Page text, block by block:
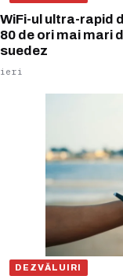
WiFi-ul ultra-rapid
80 de ori mai mari
suedez
ieri
DEZVĂLUIRI